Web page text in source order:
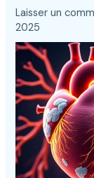
Laisser un
2025